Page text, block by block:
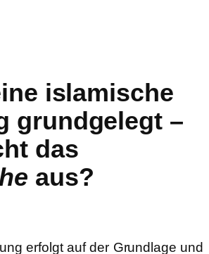
islamische
grundgelegt –
das
aus?
erfolgt auf der Grundlage und